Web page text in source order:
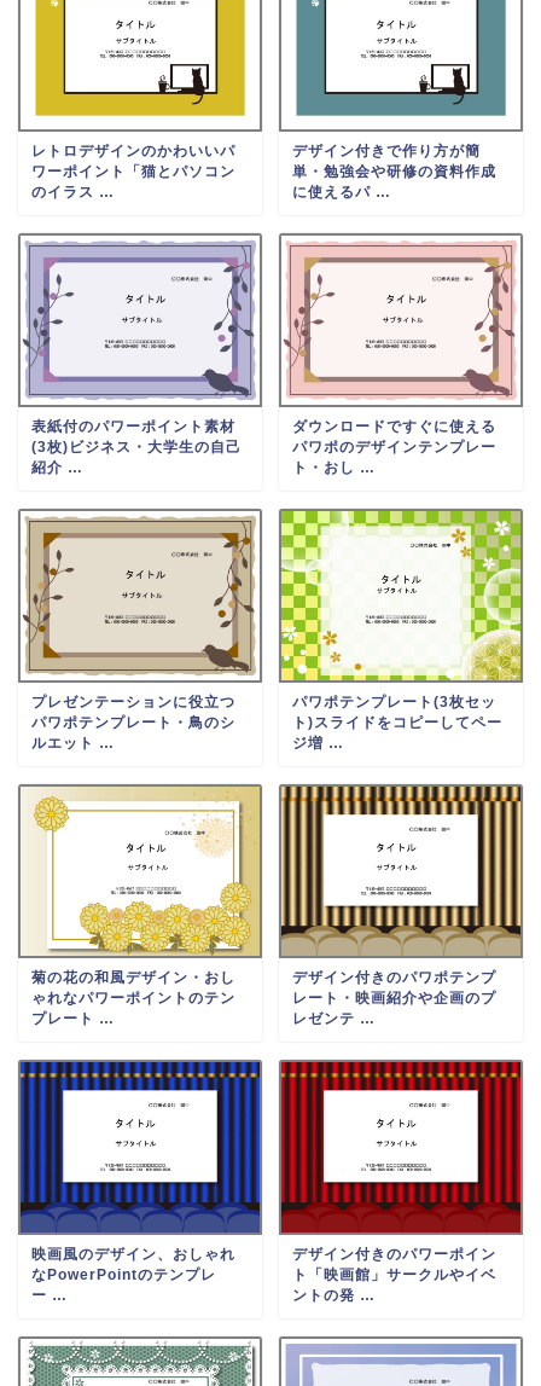
レトロデザインのかわいいパ
ワーポイント「猫とパソコン
のイラス …
デザイン付きで作り方が簡
単・勉強会や研修の資料作成
に使えるパ …
表紙付のパワーポイント素材
(3枚)ビジネス・大学生の自己
紹介 …
ダウンロードですぐに使える
パワポのデザインテンプレー
ト・おし …
プレゼンテーションに役立つ
パワポテンプレート・鳥のシ
ルエット …
パワポテンプレート(3枚セッ
ト)スライドをコピーしてペー
ジ増 …
菊の花の和風デザイン・おし
ゃれなパワーポイントのテン
プレート …
デザイン付きのパワポテンプ
レート・映画紹介や企画のプ
レゼンテ …
映画風のデザイン、おしゃれ
なPowerPointのテンプレ
ー …
デザイン付きのパワーポイン
ト「映画館」サークルやイベ
ントの発 …